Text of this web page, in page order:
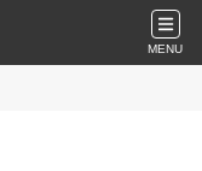
MENU